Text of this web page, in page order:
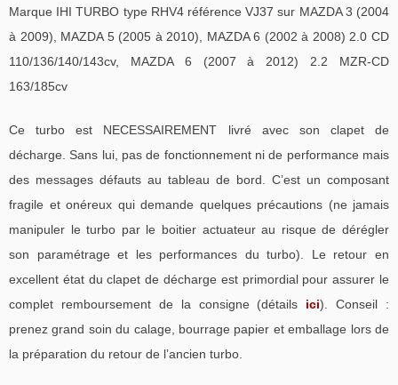
Marque IHI TURBO type RHV4 référence VJ37 sur MAZDA 3 (2004
à 2009), MAZDA 5 (2005 à 2010), MAZDA 6 (2002 à 2008) 2.0 CD
110/136/140/143cv, MAZDA 6 (2007 à 2012) 2.2 MZR-CD
163/185cv
Ce turbo est NECESSAIREMENT livré avec son clapet de
décharge. Sans lui, pas de fonctionnement ni de performance mais
des messages défauts au tableau de bord. C’est un composant
fragile et onéreux qui demande quelques précautions (ne jamais
manipuler le turbo par le boitier actuateur au risque de dérégler
son paramétrage et les performances du turbo). Le retour en
excellent état du clapet de décharge est primordial pour assurer le
complet remboursement de la consigne (détails ici). Conseil :
prenez grand soin du calage, bourrage papier et emballage lors de
la préparation du retour de l’ancien turbo.